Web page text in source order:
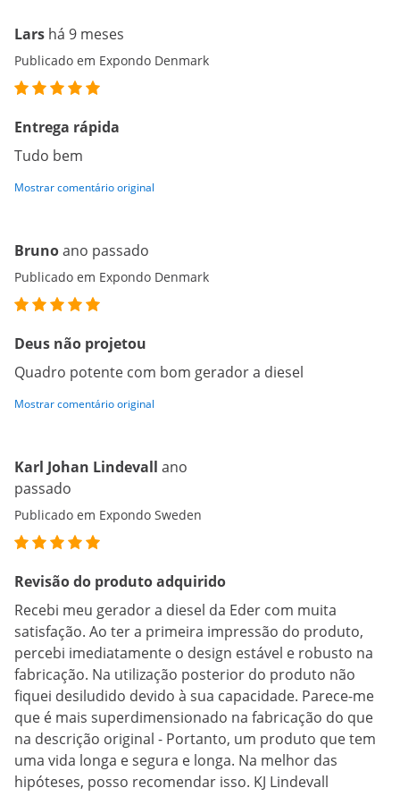
Lars há 9 meses
Publicado em Expondo Denmark
Entrega rápida
Tudo bem
Mostrar comentário original
Brunoano passado
Publicado em Expondo Denmark
Deus não projetou
Quadro potente com bom gerador a diesel
Mostrar comentário original
Karl Johan Lindevall ano
passado
Publicado em Expondo Sweden
Revisão do produto adquirido
Recebi meu gerador a diesel da Eder com muita
satisfação. Ao ter a primeira impressão do produto,
percebi imediatamente o design estável e robusto na
fabricação. Na utilização posterior do produto não
fiquei desiludido devido à sua capacidade. Parece-me
que é mais superdimensionado na fabricação do que
na descrição original - Portanto, um produto que tem
uma vida longa e segura e longa. Na melhor das
hipóteses, posso recomendar isso. KJ Lindevall